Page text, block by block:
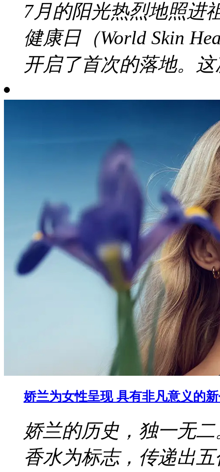
7月的阳光热烈地照进
健康日（World Skin
开启了首次的落地。这
娇兰为女性呈现 具有非凡意义的
娇兰的历史，独一无
香水为标志，传递出